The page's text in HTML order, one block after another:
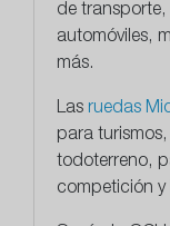
de
automóviles,
más.
Las ruedas
para
todoterreno,
competición y